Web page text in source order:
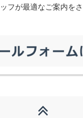
フが最適なご案内を